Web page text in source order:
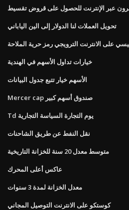
عبر الإنترنت للحصول على قروض تقسيط
تحويل العملات لنا الدولار إلى الين الياباني
على الانترنت الترويجي رمز حرية الملاحة
خيارات تداول الأسهم في الهندية
الأسهم خيار تتبع جدول البيانات
Mercer cap صندوق أسهم كبير
Td يوم التجارة السياسة التجارية
نقل النفط عن طريق الشاحنات
متوسط ​​معدل 20 سنة للخزانة التاريخية
عاكس أعلى المحرك
معدل الخزانة لمدة 3 سنوات
كوستكو على الانترنت التوصيل المجاني